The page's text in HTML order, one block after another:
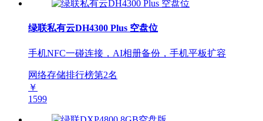
绿联私有云DH4300 Plus 空盘位
手机NFC一碰连接，AI相册备份，手机平板扩容
网络存储排行榜第2名
￥
1599